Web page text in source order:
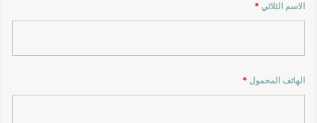
الاسم الثلاثي*
الهاتف المحمول*